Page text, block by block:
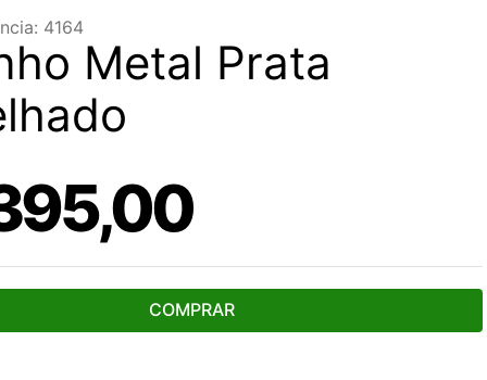
: 4164
Metal Prata
,00
COMPRAR